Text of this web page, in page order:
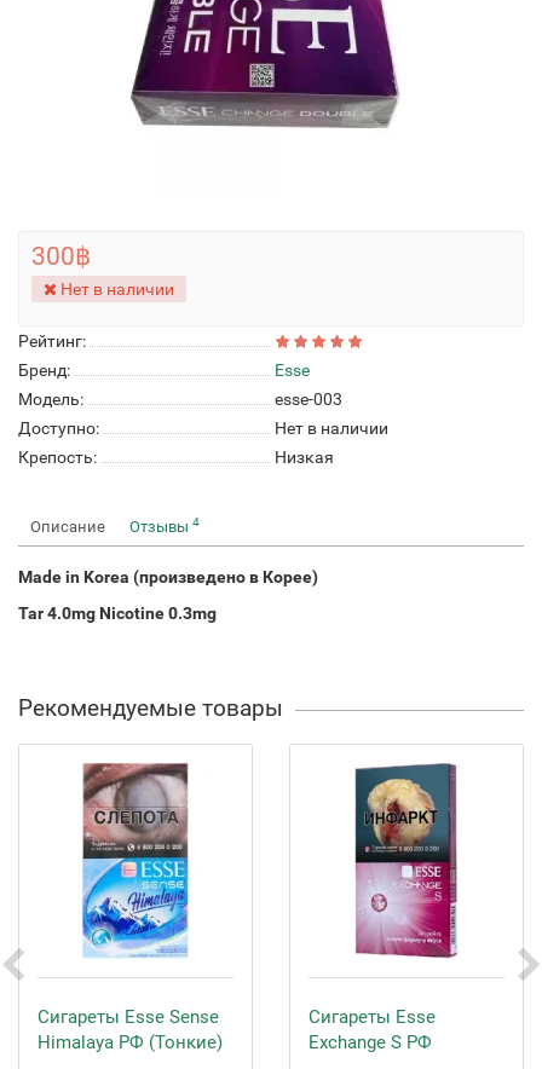
Рейтинг:
Бренд:
Esse
Модель:
esse-003
Доступно:
Нет в наличии
Крепость:
Низкая
300฿
Нет в наличии
Описание Отзывы 4
Made in Korea (произведено в Корее)
Tar 4.0mg Nicotine 0.3mg
Рекомендуемые товары
Сигареты Esse Sense
Himalaya РФ (Тонкие)
Сигареты Esse
Exchange S РФ